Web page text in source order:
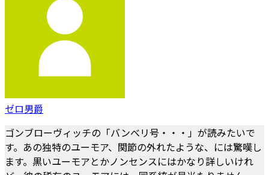
ゼロ男爵
ゴンブローヴィッチの「バンべリ号・・・」が読みたいで
す。あの独特のユーモア、関節の外れたような、には驚嘆し
ます。黒いユーモアとかノンセンスにはかなり詳しいけれ